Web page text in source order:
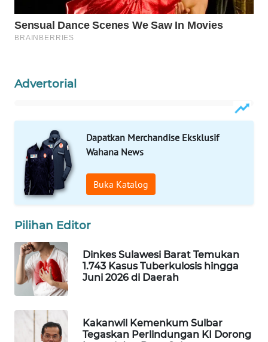
Advertorial
Dapatkan Merchandise Eksklusif
Wahana News
Buka Katalog
Pilihan Editor
Dinkes Sulawesi Barat Temukan
1.743 Kasus Tuberkulosis hingga
Juni 2026 di Daerah
Kakanwil Kemenkum Sulbar
Tegaskan Perlindungan KI Dorong
WAHANA
OTOMOTIF
LAPAK
WAHANA
Wahana
KONSUMEN
LISTRIK
MASYARAKAT
WALINKI